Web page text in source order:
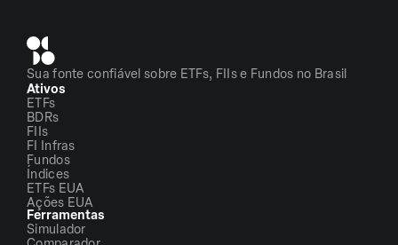
Sua fonte confiável sobre ETFs, FIIs e Fundos no Brasil
Ativos
ETFs
BDRs
FIIs
FI Infras
Fundos
Índices
ETFs EUA
Ações EUA
Ferramentas
Simulador